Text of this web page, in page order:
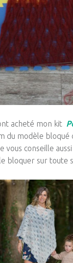
acheté mon kit
du modèle bloqué
vous conseille
bloquer sur toute